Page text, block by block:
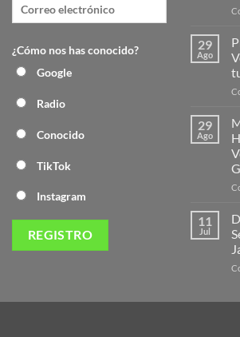
¿Cómo nos has conocido?
Google
Radio
Conocido
TikTok
Instagram
29
Ago
29
Ago
11
Jul